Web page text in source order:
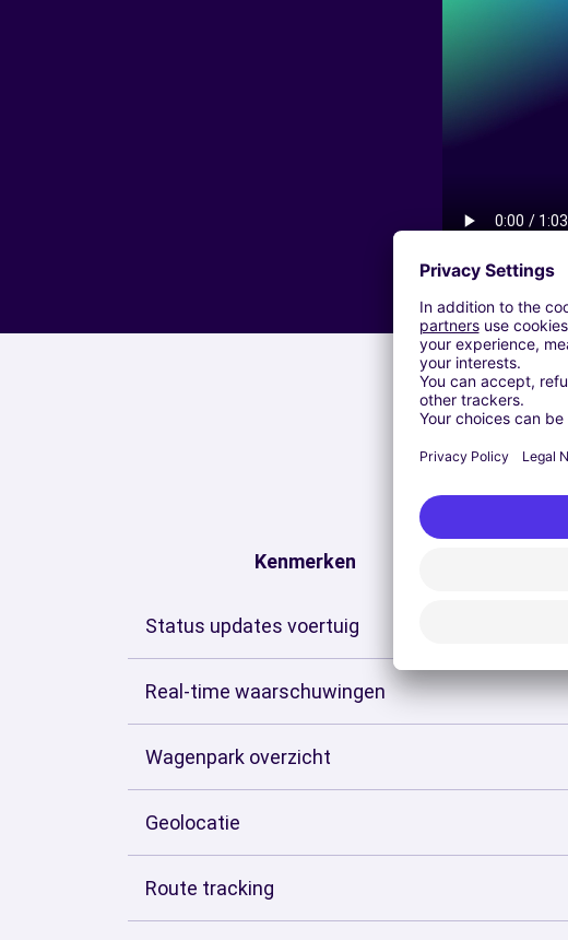
Verbeter de
Kenmerken
Status updates voertuig
Real-time waarschuwingen
Wagenpark overzicht
Geolocatie
Route tracking